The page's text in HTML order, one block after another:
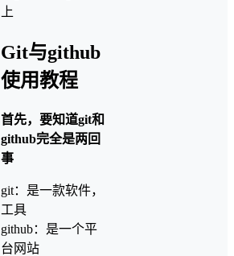
上
Git与github
使用教程
首先，要知道git和
github完全是两回
事
git：是一款软件，
工具
github：是一个平
台网站